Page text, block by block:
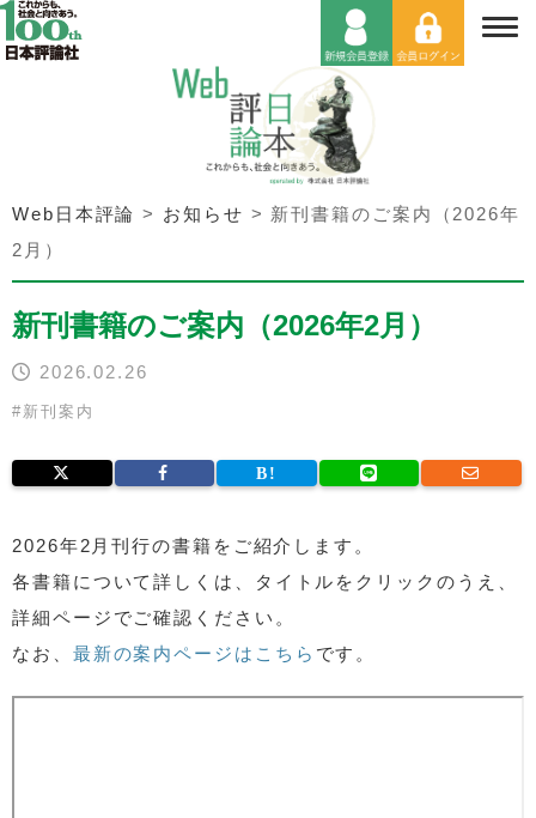
Web日本評論 > お知らせ > 新刊書籍のご案内（2026年
2月）
新刊書籍のご案内（2026年2月）
2026.02.26
# 新刊案内
2026年2月刊行の書籍をご紹介します。
各書籍について詳しくは、タイトルをクリックのうえ、
詳細ページでご確認ください。
なお、 最新の案内ページはこちら です。